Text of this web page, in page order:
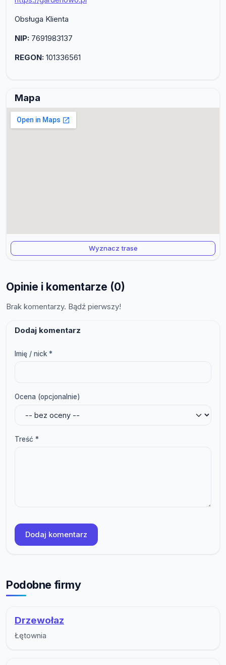
Obsługa Klienta
NIP: 7691983137
REGON: 101336561
Mapa
Wyznacz trase
Opinie i komentarze (0)
Brak komentarzy. Bądź pierwszy!
Dodaj komentarz
Imię / nick *
Ocena (opcjonalnie)
Treść *
Dodaj komentarz
Podobne firmy
Drzewołaz
Łętownia